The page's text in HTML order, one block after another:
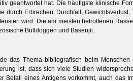
geantwortet hat. Die häufigste klinische
durch Erbrechen, Durchfall, Gewichtsverlust,
wird. Die am meisten betroffenen
Bulldoggen und Basenjii.
das Thema bibliografisch beim
ist, dass sich viele Studien
Befall eines Antigens vorkommt, auch das